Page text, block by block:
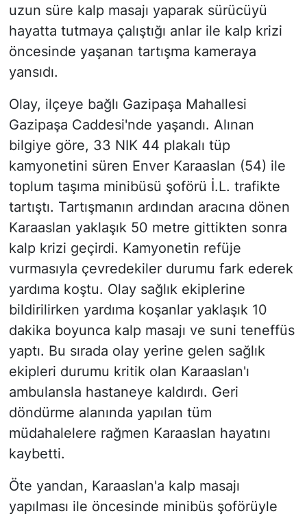
uzun süre kalp masajı yaparak sürücüyü
hayatta tutmaya çalıştığı anlar ile kalp krizi
öncesinde yaşanan tartışma kameraya
yansıdı.
Olay, ilçeye bağlı Gazipaşa Mahallesi
Gazipaşa Caddesi'nde yaşandı. Alınan
bilgiye göre, 33 NIK 44 plakalı tüp
kamyonetini süren Enver Karaaslan (54) ile
toplum taşıma minibüsü şoförü İ.L. trafikte
tartıştı. Tartışmanın ardından aracına dönen
Karaaslan yaklaşık 50 metre gittikten sonra
kalp krizi geçirdi. Kamyonetin refüje
vurmasıyla çevredekiler durumu fark ederek
yardıma koştu. Olay sağlık ekiplerine
bildirilirken yardıma koşanlar yaklaşık 10
dakika boyunca kalp masajı ve suni teneffüs
yaptı. Bu sırada olay yerine gelen sağlık
ekipleri durumu kritik olan Karaaslan'ı
ambulansla hastaneye kaldırdı. Geri
döndürme alanında yapılan tüm
müdahalelere rağmen Karaaslan hayatını
kaybetti.
Öte yandan, Karaaslan'a kalp masajı
yapılması ile öncesinde minibüs şoförüyle